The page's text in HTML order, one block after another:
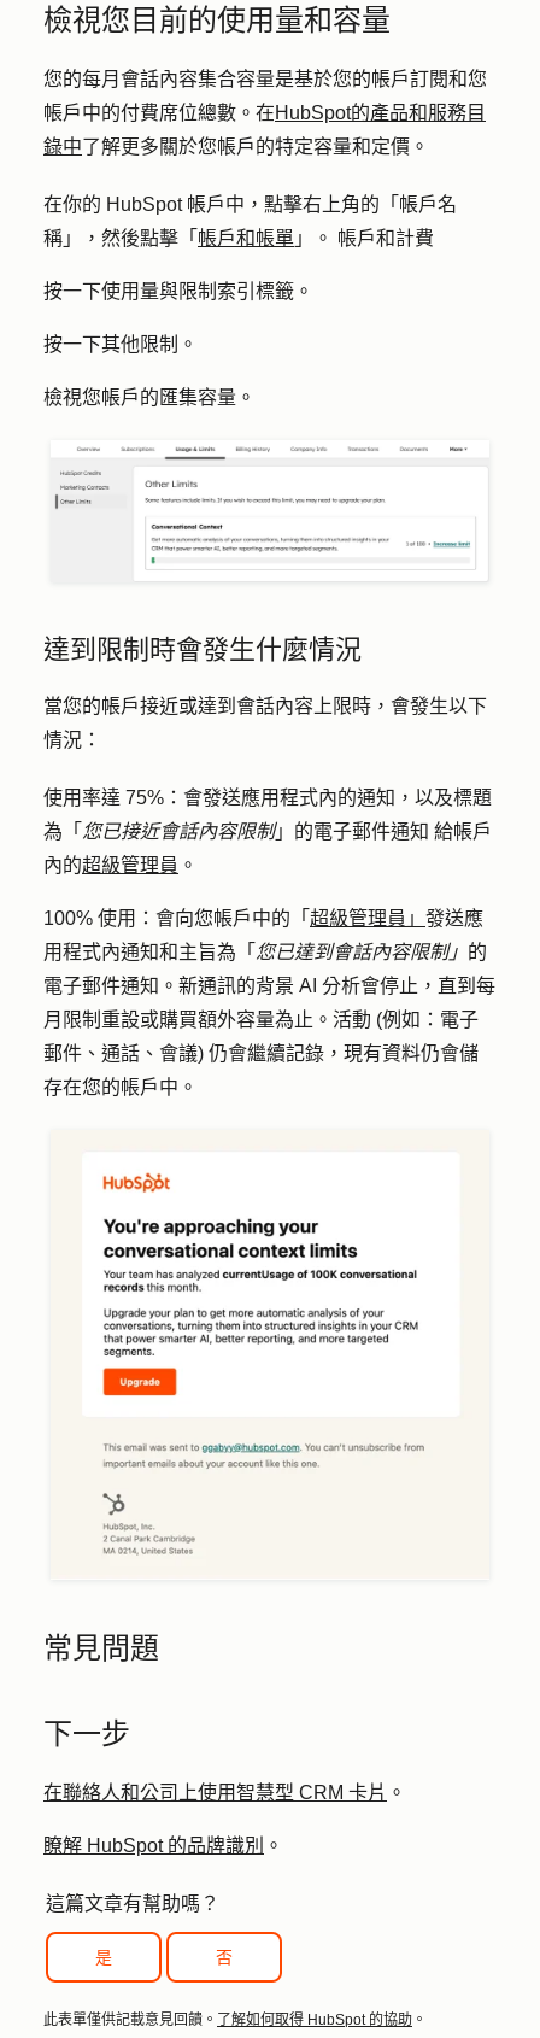
檢視您目前的使用量和容量
您的每月會話內容集合容量是基於您的帳戶訂閱和您
帳戶中的付費席位總數。在HubSpot的產品和服務目
錄中了解更多關於您帳戶的特定容量和定價。
在你的 HubSpot 帳戶中，點擊右上角的「帳戶名
稱」，然後點擊「 帳戶和帳單 」。 帳戶和計費
按一下使用量與限制 索引標籤。
按一下其他限制 。
檢視您帳戶的匯集容量。
達到限制時會發生什麼情況
當您的帳戶接近或達到會話內容上限時，會發生以下
情況：
使用率達 75% ：會發送應用程式內的通知，以及標題
為「 您已接近會話內容限制」的電子郵件通知 給帳戶
內的超級管理員 。
100% 使用 ：會向您帳戶中的「 超級管理員」 發送應
用程式內通知和主旨為「 您已達到會話內容限制」 的
電子郵件通知。新通訊的背景 AI 分析會停止，直到每
月限制重設或購買額外容量為止。活動 (例如：電子
郵件、通話、會議) 仍會繼續記錄，現有資料仍會儲
存在您的帳戶中。
常見問題
下一步
在聯絡人和公司上使用智慧型 CRM 卡片 。
瞭解 HubSpot 的品牌識別 。
這篇文章有幫助嗎？
是 否
此表單僅供記載意見回饋。 了解如何取得 HubSpot 的協助 。